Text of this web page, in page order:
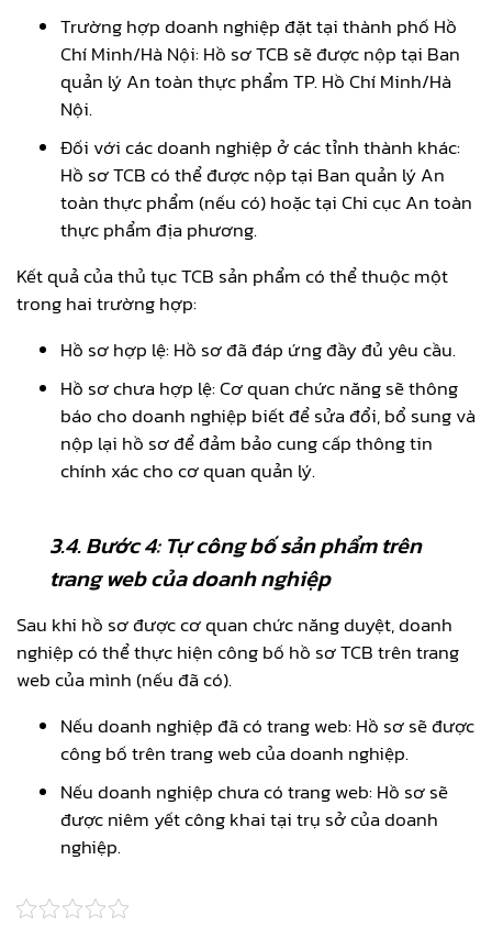
Trường hợp doanh nghiệp đặt tại thành phố Hồ
Chí Minh/Hà Nội: Hồ sơ TCB sẽ được nộp tại Ban
quản lý An toàn thực phẩm TP. Hồ Chí Minh/Hà
Nội.
Đối với các doanh nghiệp ở các tỉnh thành khác:
Hồ sơ TCB có thể được nộp tại Ban quản lý An
toàn thực phẩm (nếu có) hoặc tại Chi cục An toàn
thực phẩm địa phương.
Kết quả của thủ tục TCB sản phẩm có thể thuộc một
trong hai trường hợp:
Hồ sơ hợp lệ: Hồ sơ đã đáp ứng đầy đủ yêu cầu.
Hồ sơ chưa hợp lệ: Cơ quan chức năng sẽ thông
báo cho doanh nghiệp biết để sửa đổi, bổ sung và
nộp lại hồ sơ để đảm bảo cung cấp thông tin
chính xác cho cơ quan quản lý.
3.4.Bước 4: Tự công bố sản phẩm trên
trang web của doanh nghiệp
Sau khi hồ sơ được cơ quan chức năng duyệt, doanh
nghiệp có thể thực hiện công bố hồ sơ TCB trên trang
web của mình (nếu đã có).
Nếu doanh nghiệp đã có trang web: Hồ sơ sẽ được
công bố trên trang web của doanh nghiệp.
Nếu doanh nghiệp chưa có trang web: Hồ sơ sẽ
được niêm yết công khai tại trụ sở của doanh
nghiệp.